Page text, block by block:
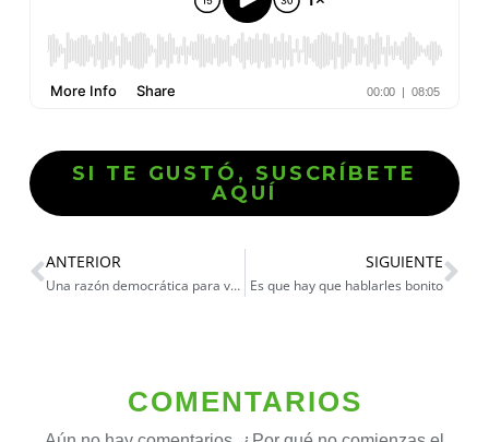
SI TE GUSTÓ, SUSCRÍBETE
AQUÍ
ANTERIOR
Una razón democrática para votar por Roberto Sánchez
SIGUIENTE
Es que hay que hablarles bonito
COMENTARIOS